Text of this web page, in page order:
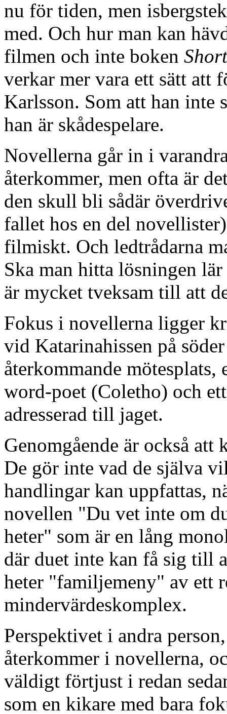
nu för tiden, men
med. Och hur man kan
filmen och inte boken
verkar mer vara ett sätt att
Karlsson. Som att han
han är skådespelare.
Novellerna går in i
återkommer, men ofta är
den skull bli sådär
fallet hos en del
filmiskt. Och ledtrådarna
Ska man hitta lösningen
är mycket tveksam till att
Fokus i novellerna ligger
vid Katarinahissen på
återkommande
word-poet (Coletho) och
adresserad till jaget.
Genomgående är också
De gör inte vad de själva
handlingar kan uppfattas,
novellen "Du vet inte om
heter" som är en lång
där duet inte kan få sig till
heter "familjemeny" av ett
mindervärdeskomplex.
Perspektivet i andra
återkommer i novellerna,
väldigt förtjust i redan
som en kikare med bara